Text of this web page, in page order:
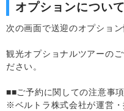
オプションについて
次の画面で送迎のオプショ
観光オプショナルツアーの
ださい。
■■ご予約に関しての注意事
※ベルトラ株式会社が運営